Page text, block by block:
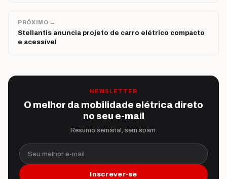
PRÓXIMO →
Stellantis anuncia projeto de carro elétrico compacto
e acessível
NEWSLETTER
O melhor da mobilidade elétrica direto
no seu e-mail
Resumo semanal, sem spam.
Seu melhor e-mail
Inscrever-se